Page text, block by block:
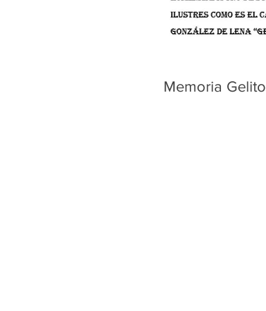
Memoria Gelito